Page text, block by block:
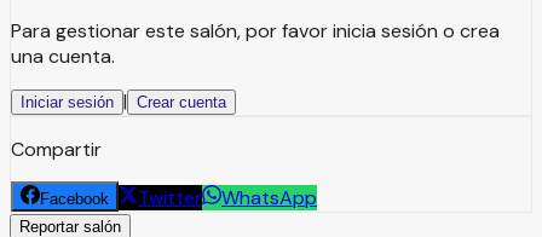
Para gestionar este salón, por favor inicia sesión o crea
una cuenta.
Iniciar sesión | Crear cuenta
Compartir
Facebook Twitter WhatsApp
Reportar salón